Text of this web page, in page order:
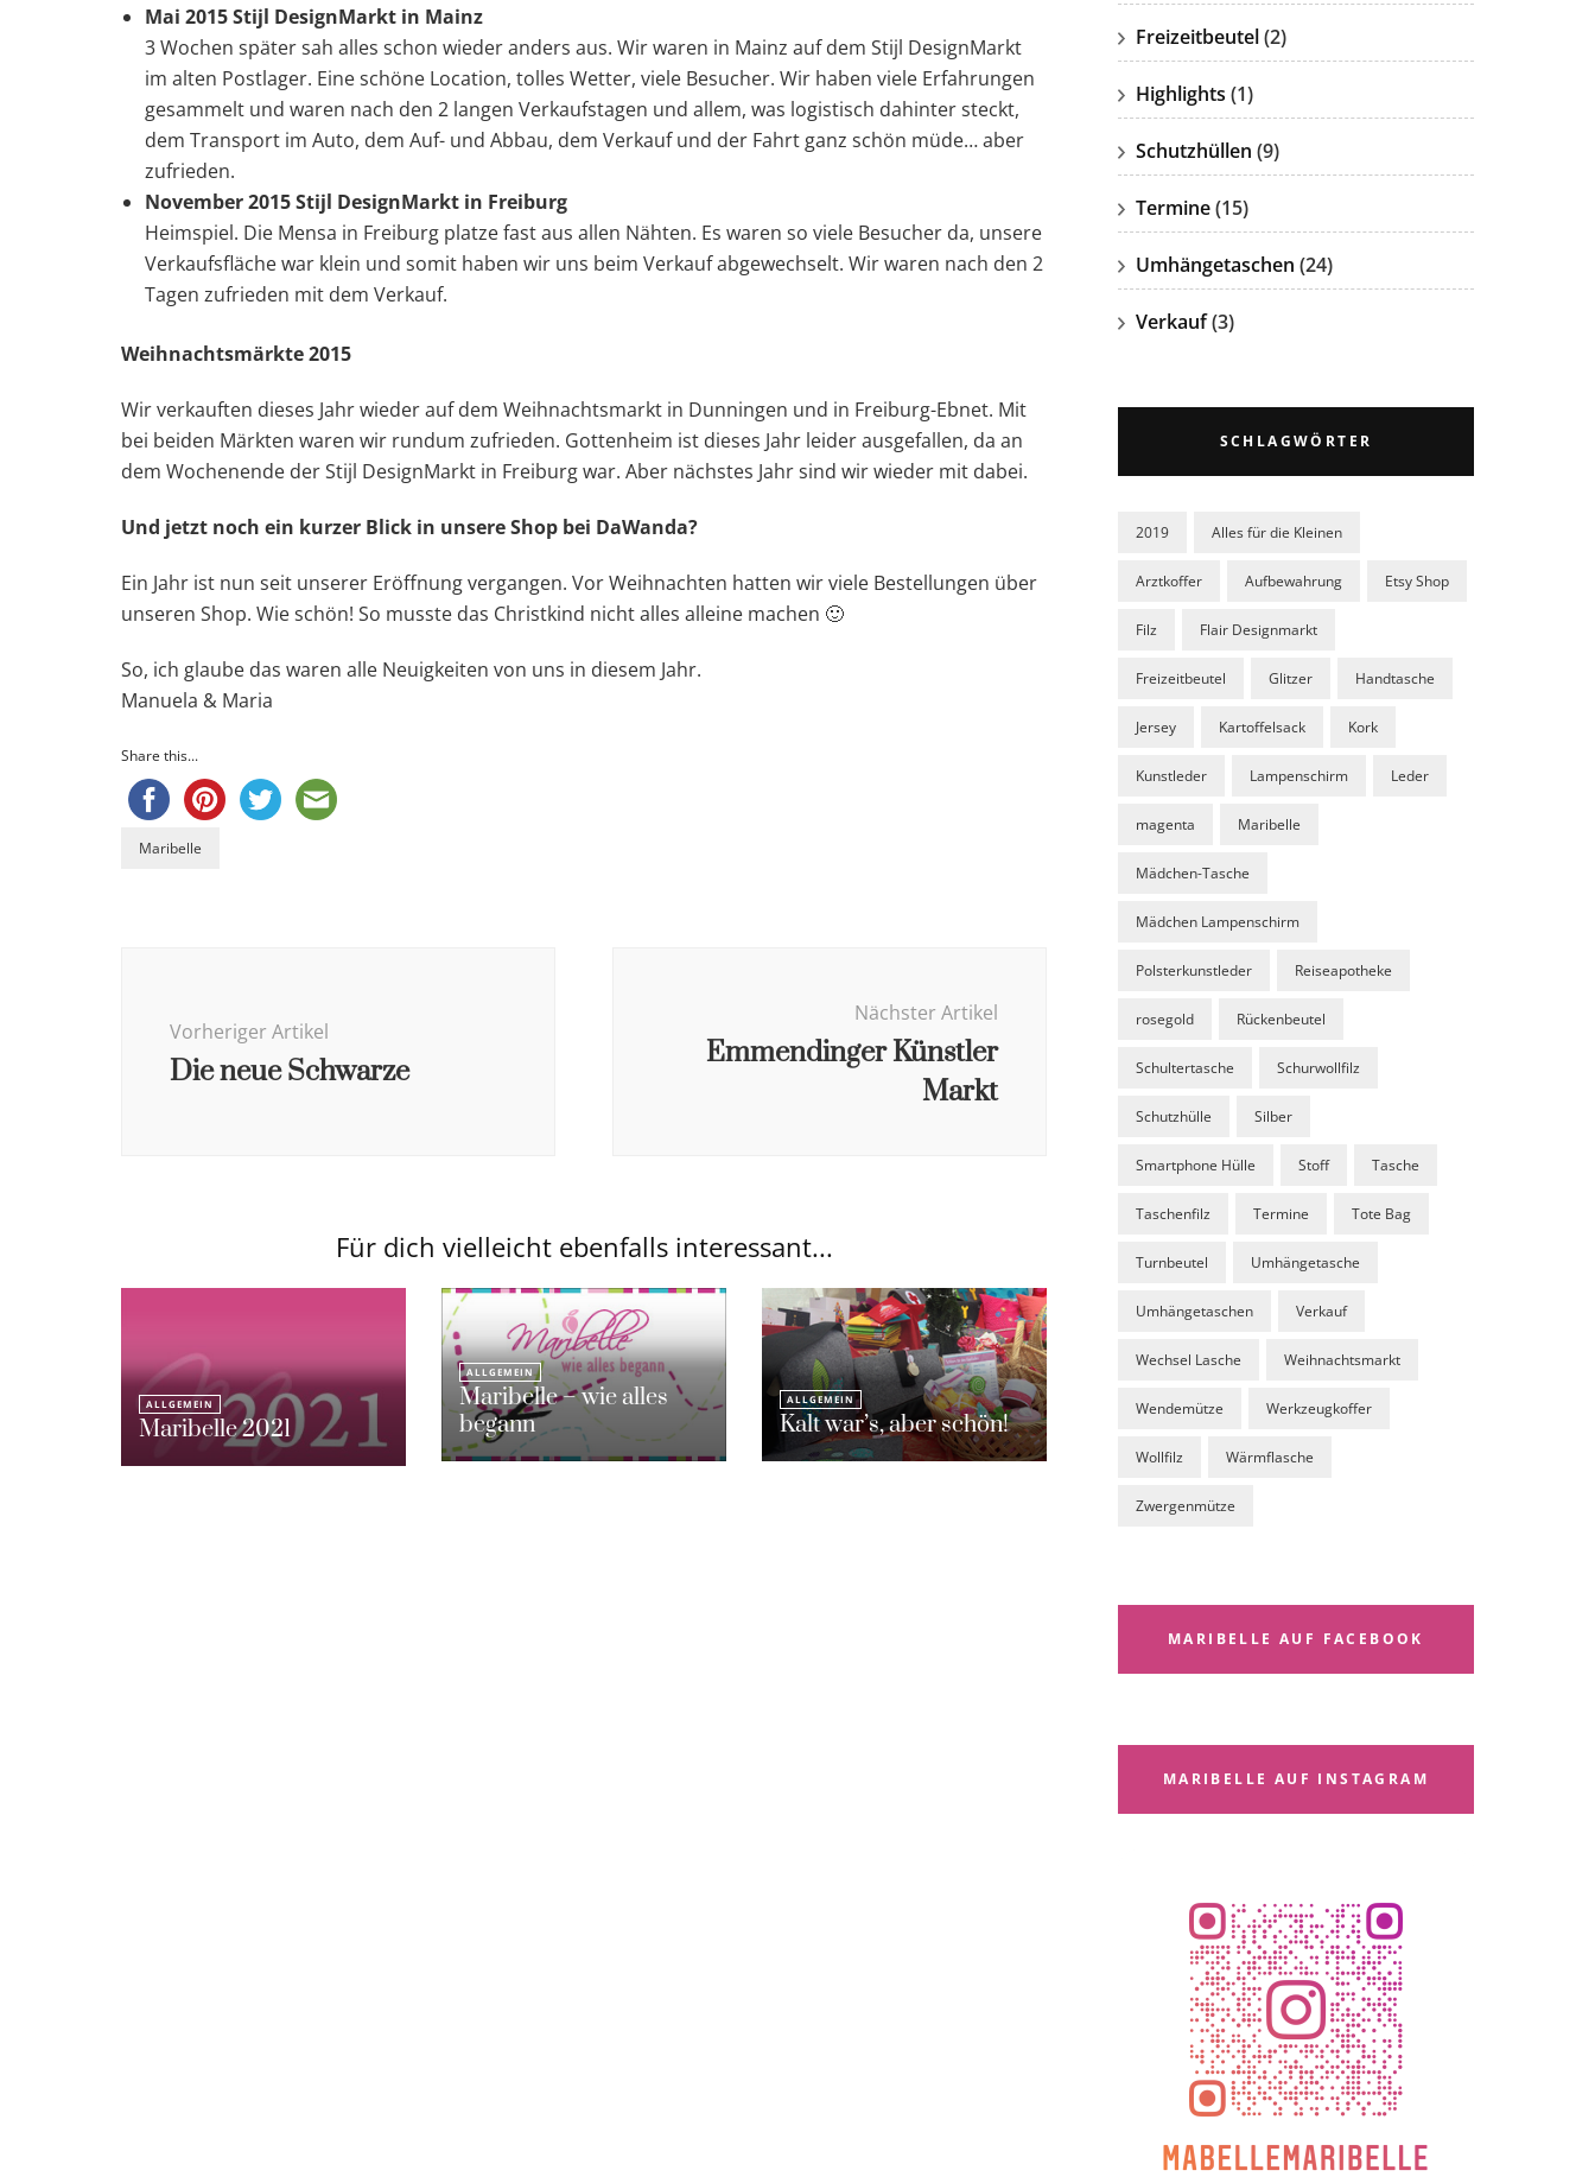
Mai 2015 Stijl DesignMarkt in Mainz
3 Wochen später sah alles schon wieder anders aus. Wir waren in Mainz auf dem Stijl DesignMarkt
im alten Postlager. Eine schöne Location, tolles Wetter, viele Besucher. Wir haben viele Erfahrungen
gesammelt und waren nach den 2 langen Verkaufstagen und allem, was logistisch dahinter steckt,
dem Transport im Auto, dem Auf- und Abbau, dem Verkauf und der Fahrt ganz schön müde… aber
zufrieden.
November 2015 Stijl DesignMarkt in Freiburg
Heimspiel. Die Mensa in Freiburg platze fast aus allen Nähten. Es waren so viele Besucher da, unsere
Verkaufsfläche war klein und somit haben wir uns beim Verkauf abgewechselt. Wir waren nach den 2
Tagen zufrieden mit dem Verkauf.
Weihnachtsmärkte 2015
Wir verkauften dieses Jahr wieder auf dem Weihnachtsmarkt in Dunningen und in Freiburg-Ebnet. Mit
bei beiden Märkten waren wir rundum zufrieden. Gottenheim ist dieses Jahr leider ausgefallen, da an
dem Wochenende der Stijl DesignMarkt in Freiburg war. Aber nächstes Jahr sind wir wieder mit dabei.
Und jetzt noch ein kurzer Blick in unsere Shop bei DaWanda?
Ein Jahr ist nun seit unserer Eröffnung vergangen. Vor Weihnachten hatten wir viele Bestellungen über
unseren Shop. Wie schön! So musste das Christkind nicht alles alleine machen 🙂
So, ich glaube das waren alle Neuigkeiten von uns in diesem Jahr.
Manuela & Maria
Share this...
Maribelle
Vorheriger Artikel
Die neue Schwarze
Nächster Artikel
Emmendinger Künstler
Markt
Für dich vielleicht ebenfalls interessant...
ALLGEMEIN
Maribelle 2021
ALLGEMEIN
Maribelle – wie alles
begann
ALLGEMEIN
Kalt war’s, aber schön!
Freizeitbeutel(2)
Highlights (1)
Schutzhüllen (9)
Termine(15)
Umhängetaschen (24)
Verkauf(3)
SCHLAGWÖRTER
2019 Alles für die Kleinen
Arztkoffer Aufbewahrung Etsy Shop
Filz Flair Designmarkt
Freizeitbeutel Glitzer Handtasche
Jersey Kartoffelsack Kork
Kunstleder Lampenschirm Leder
magenta Maribelle
Mädchen-Tasche
Mädchen Lampenschirm
Polsterkunstleder Reiseapotheke
rosegold Rückenbeutel
Schultertasche Schurwollfilz
Schutzhülle Silber
Smartphone Hülle Stoff Tasche
Taschenfilz Termine Tote Bag
Turnbeutel Umhängetasche
Umhängetaschen Verkauf
Wechsel Lasche Weihnachtsmarkt
Wendemütze Werkzeugkoffer
Wollfilz Wärmflasche
Zwergenmütze
MARIBELLE AUF FACEBOOK
MARIBELLE AUF INSTAGRAM